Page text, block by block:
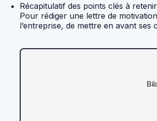
Récapitulatif des points clés à retenir
Pour rédiger une lettre de
l’entreprise, de mettre en avant